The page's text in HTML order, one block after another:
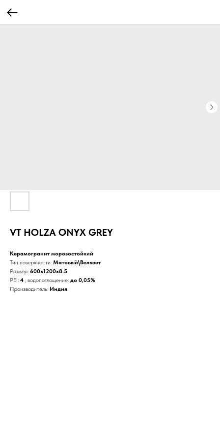
VT HOLZA ONYX GREY
Керамогранит морозостойкий
Тип поверхности: Матовый\Вельвет
Размер: 600x1200x8.5
PEI: 4 ; водопоглощение: до 0,05%
Производитель: Индия